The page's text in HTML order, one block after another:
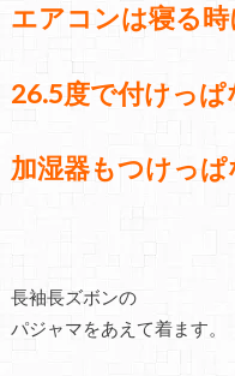
エアコンは寝る時
26.5度で付けっぱ
加湿器もつけっぱ
長袖長ズボンの
パジャマをあえて着ます。